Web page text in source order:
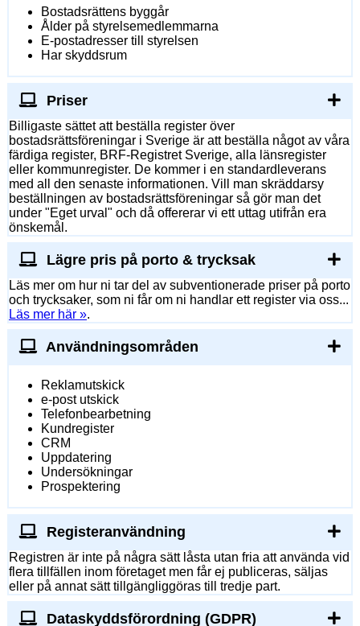
Bostadsrättens byggår
Ålder på styrelsemedlemmarna
E-postadresser till styrelsen
Har skyddsrum
Priser
Billigaste sättet att beställa register över
bostadsrättsföreningar i Sverige är att beställa något av våra
färdiga register, BRF-Registret Sverige, alla länsregister
eller kommunregister. De kommer i en standardleverans
med all den senaste informationen. Vill man skräddarsy
beställningen av bostadsrättsföreningar så gör man det
under "Eget urval" och då offererar vi ett uttag utifrån era
önskemål.
Lägre pris på porto & trycksak
Läs mer om hur ni tar del av subventionerade priser på porto
och trycksaker, som ni får om ni handlar ett register via oss...
Läs mer här ».
Användningsområden
Reklamutskick
e-post utskick
Telefonbearbetning
Kundregister
CRM
Uppdatering
Undersökningar
Prospektering
Registeranvändning
Registren är inte på några sätt låsta utan fria att använda vid
flera tillfällen inom företaget men får ej publiceras, säljas
eller på annat sätt tillgängliggöras till tredje part.
Dataskyddsförordning (GDPR)